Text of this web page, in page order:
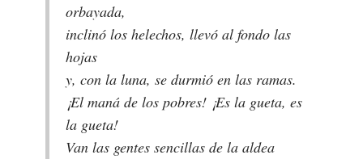
orbayada,
inclinó los helechos, llevó al fondo las
hojas
y, con la luna, se durmió en las ramas.
¡El maná de los pobres! ¡Es la gueta, es
la gueta!
Van las gentes sencillas de la aldea